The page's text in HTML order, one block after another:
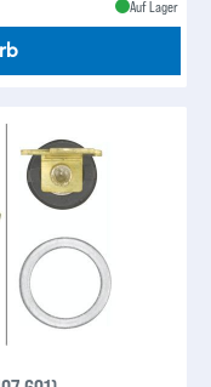
Auf Lager